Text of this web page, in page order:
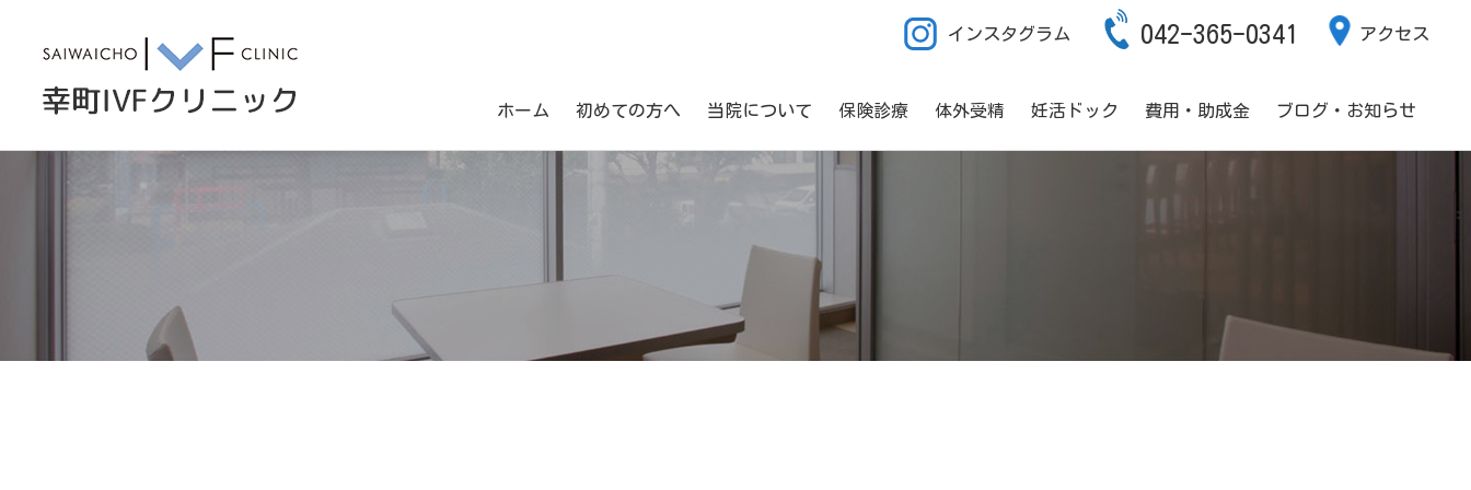
インスタグラム 042-365-0341 アクセス
ホーム 初めての方へ 当院について 保険診療 体外受精 妊活ドック 費用・助成金 ブログ・お知らせ